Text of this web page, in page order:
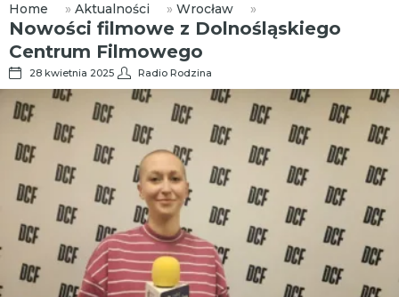
Home » Aktualności » Wrocław »
Nowości filmowe z Dolnośląskiego
Centrum Filmowego
28 kwietnia 2025 Radio Rodzina